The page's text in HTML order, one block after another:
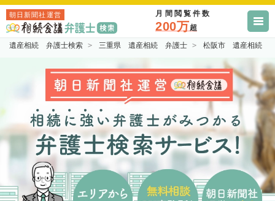
朝日新聞社運営 月間閲覧件数
200万超
遺産相続 弁護士検索 三重県 遺産相続 弁護士 松阪市 遺産相続